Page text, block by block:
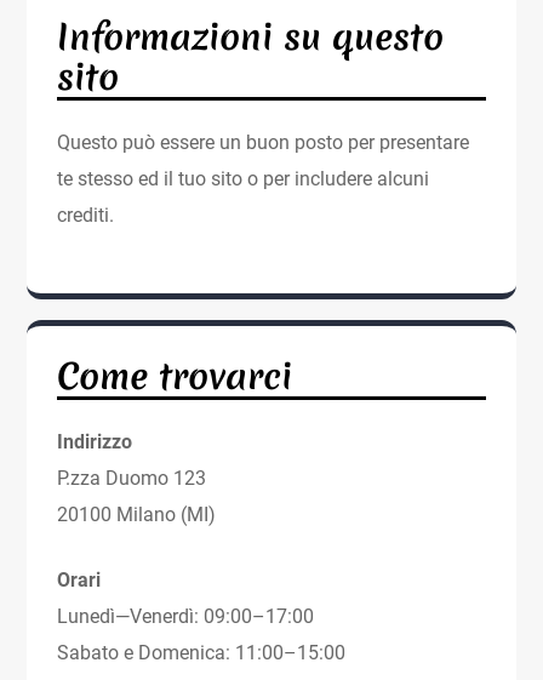
Informazioni su questo
sito
Questo può essere un buon posto per presentare
te stesso ed il tuo sito o per includere alcuni
crediti.
Come trovarci
Indirizzo
P.zza Duomo 123
20100 Milano (MI)
Orari
Lunedì—Venerdì: 09:00–17:00
Sabato e Domenica: 11:00–15:00